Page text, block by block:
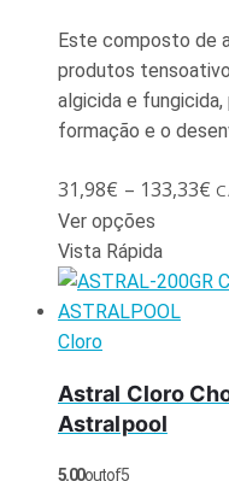
Este composto de
produtos
algicida e
formação e o
31,98€ – 133,33€
Ver opções
Vista Rápida
Cloro
Astral Cloro
Astralpool
5.00out of 5